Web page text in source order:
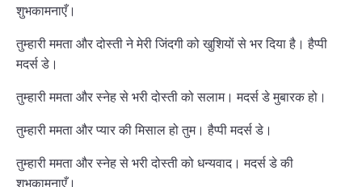
शुभकामनाएँ।
तुम्हारी ममता और दोस्ती ने मेरी जिंदगी को खुशियों से भर दिया है। हैप्पी
मदर्स डे।
तुम्हारी ममता और स्नेह से भरी दोस्ती को सलाम। मदर्स डे मुबारक हो।
तुम्हारी ममता और प्यार की मिसाल हो तुम। हैप्पी मदर्स डे।
तुम्हारी ममता और स्नेह से भरी दोस्ती को धन्यवाद। मदर्स डे की
शुभकामनाएँ।